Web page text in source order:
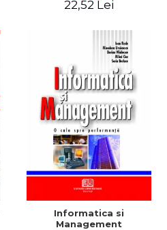
22,52 Lei
Informatica si
Management